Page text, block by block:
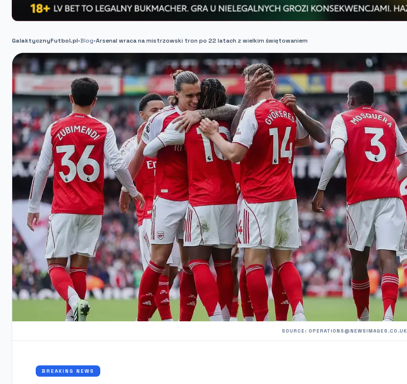
GalaktycznyFutbol.pl•Blog•Arsenal wraca na mistrzowski tron po 22 latach z wielkim świętowaniem
SOURCE: OPERATIONS@NEWSIMAGES.CO.UK
BREAKING NEWS